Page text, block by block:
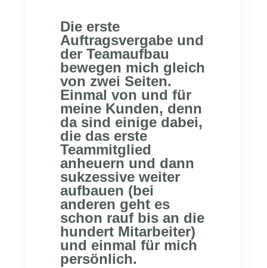
Die erste
Auftragsvergabe und
der Teamaufbau
bewegen mich gleich
von zwei Seiten.
Einmal von und für
meine Kunden, denn
da sind einige dabei,
die das erste
Teammitglied
anheuern und dann
sukzessive weiter
aufbauen (bei
anderen geht es
schon rauf bis an die
hundert Mitarbeiter)
und einmal für mich
persönlich.